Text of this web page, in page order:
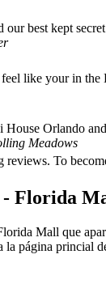
our best kept
like your in
House Orlando
Meadows
To
- Florida
Mall que
página